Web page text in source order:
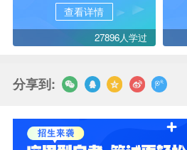
查看详情
27896人学过
分享到: